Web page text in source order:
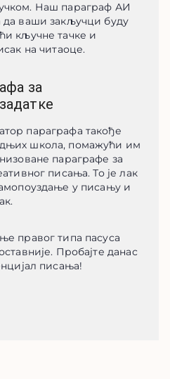
Наш параграф АИ
да ваши закључци буду
кључне тачке и
на читаоце.
за
параграфа такође
школа, помажући им
параграфе за
писања. То је лак
у писању и
правог типа пасуса
Пробајте данас
писања!